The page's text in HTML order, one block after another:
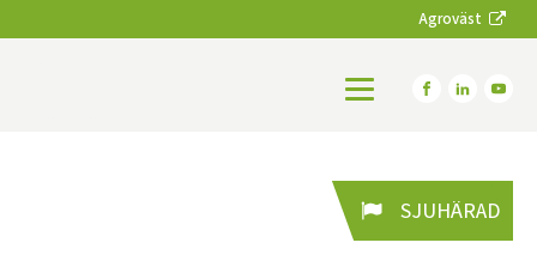
Agroväst
SJUHÄRAD